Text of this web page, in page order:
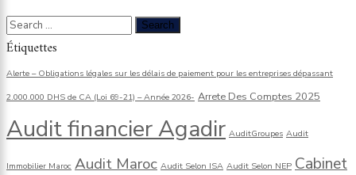
Étiquettes
Alerte – Obligations légales sur les délais de paiement pour les entreprises dépassant
2.000.000 DHS de CA (Loi 69-21) – Année 2026- Arrete Des Comptes 2025
Audit financier Agadir AuditGroupes Audit
Immobilier Maroc Audit Maroc Audit Selon ISA Audit Selon NEP Cabinet